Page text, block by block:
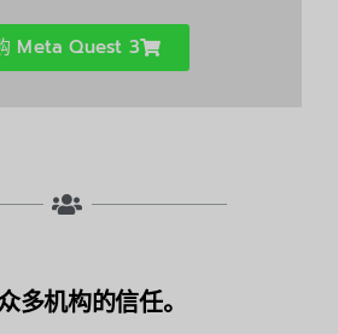
Meta Quest 3
多机构的信任。